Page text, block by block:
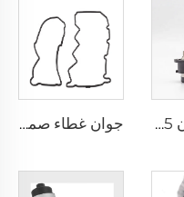
مصباح زينون D4S 35 واط لمصابيح السيارة الأمامية 42402C1 لهوندا لكزس مازدا تويوتا جوان غطاء صمام المحرك عالي الأداء YD22 YD25 رقم 13270-AD20A لسيارات نيسان X-TRAIL NV200 ALTIMA